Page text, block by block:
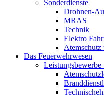
Sonderdienste
Drohnen-
MRAS
Technik
Elektro
Atemschutz
Das Feuerwehrwesen
Leistungsbewerbe